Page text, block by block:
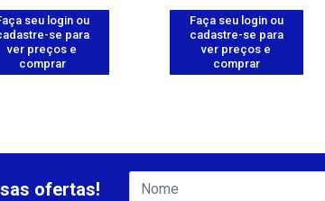
seu login ou
se para
ver preços e
comprar
Faça seu login ou
cadastre-se para
ver preços e
comprar
ofertas!